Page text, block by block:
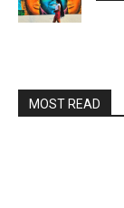
MOST READ